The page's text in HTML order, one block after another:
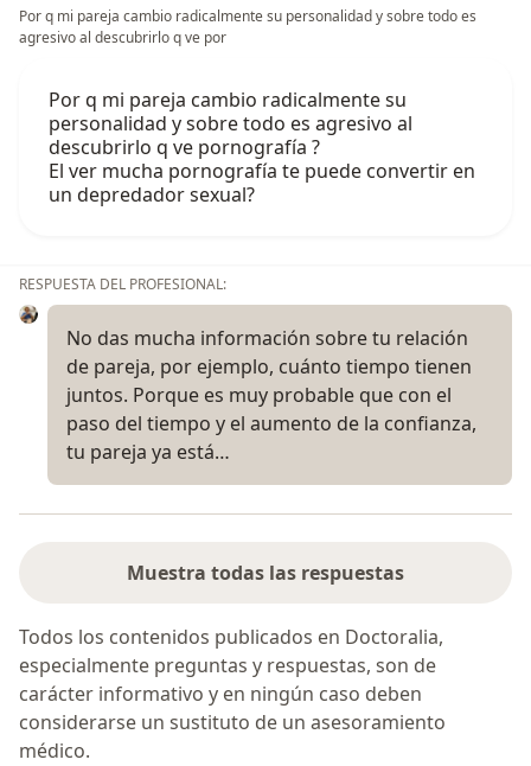
Por q mi pareja cambio radicalmente su personalidad y sobre todo es
agresivo al descubrirlo q ve por
Por q mi pareja cambio radicalmente su
personalidad y sobre todo es agresivo al
descubrirlo q ve pornografía ?
El ver mucha pornografía te puede convertir en
un depredador sexual?
RESPUESTA DEL PROFESIONAL:
No das mucha información sobre tu relación
de pareja, por ejemplo, cuánto tiempo tienen
juntos. Porque es muy probable que con el
paso del tiempo y el aumento de la confianza,
tu pareja ya está…
Muestra todas las respuestas
Todos los contenidos publicados en Doctoralia,
especialmente preguntas y respuestas, son de
carácter informativo y en ningún caso deben
considerarse un sustituto de un asesoramiento
médico.